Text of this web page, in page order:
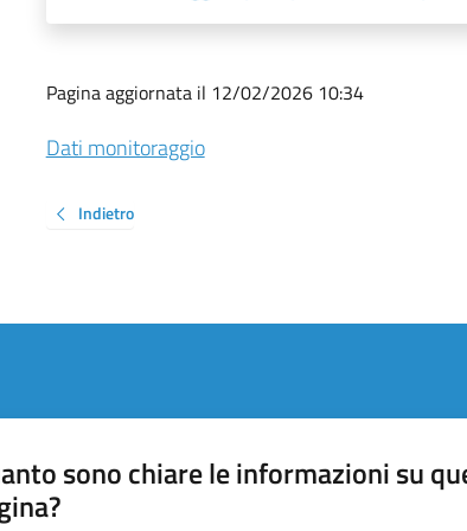
Pagina aggiornata il 12/02/2026 10:34
Dati monitoraggio
Indietro
sono chiare le informazioni su